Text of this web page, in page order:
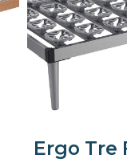
Ergo Tre